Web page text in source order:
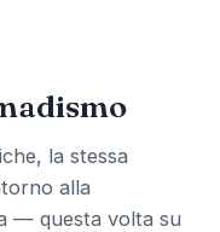
la stessa
alla
— questa volta su